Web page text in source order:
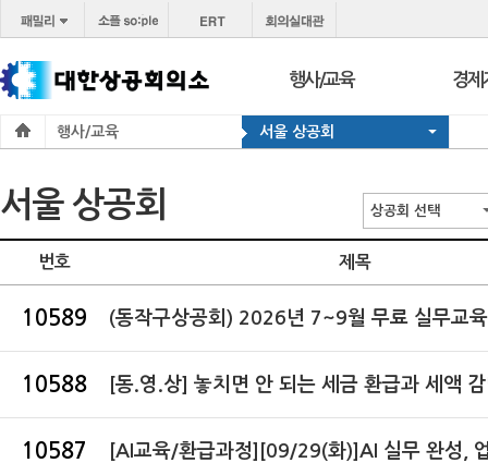
행사/교육
행사
코참경영상담
경제
포토
온라
지역
행사/교육 서울 상공회
서울 상공회 상공회 선택
번호 제목
10589 (동작구상공회) 2026년 7~9월 무료 실무교
10588 [동.영.상] 놓치면 안 되는 세금 환급과 세액
10587 [AI교육/환급과정][09/29(화)]AI 실무 완성,